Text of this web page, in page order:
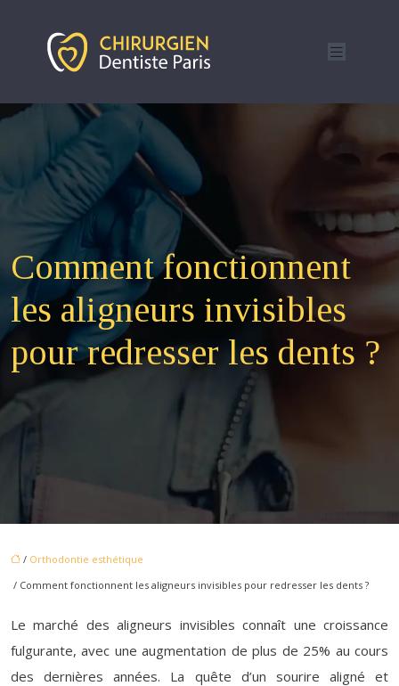
Comment fonctionnent
les aligneurs invisibles
pour redresser les dents ?
/ Orthodontie esthétique
/ Comment fonctionnent les aligneurs invisibles pour redresser les dents ?
Le marché des aligneurs invisibles connaît une croissance
fulgurante, avec une augmentation de plus de 25% au cours
des dernières années. La quête d’un sourire aligné et